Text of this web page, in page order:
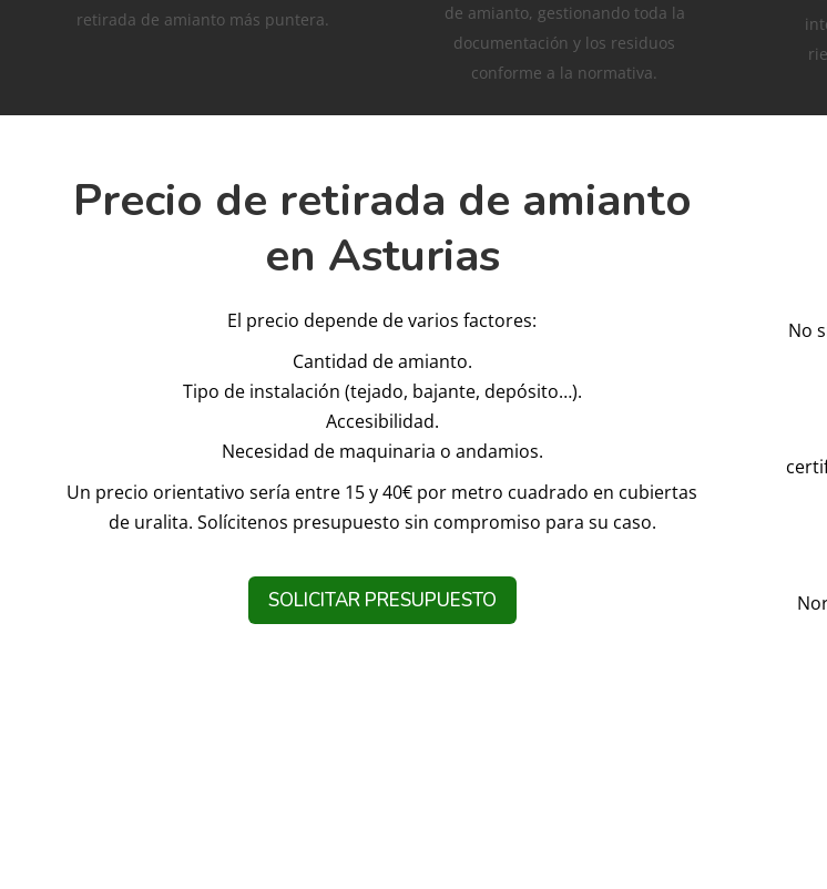
retirada de amianto más puntera.
de amianto, gestionando toda la
documentación y los residuos
conforme a la normativa.
Precio de retirada de amianto
en Asturias
El precio depende de varios factores:
Cantidad de amianto.
Tipo de instalación (tejado, bajante, depósito…).
Accesibilidad.
Necesidad de maquinaria o andamios.
Un precio orientativo sería entre 15 y 40€ por metro cuadrado en cubiertas
de uralita. Solícitenos presupuesto sin compromiso para su caso.
SOLICITAR PRESUPUESTO
No